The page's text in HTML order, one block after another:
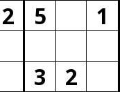
2
5
1
3
2